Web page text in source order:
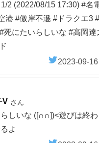
2 (2022/08/15 17:30) #名
港 #傲岸不遜 #ドラクエ3
死にたいらしいな #高岡達
2023-09-
V さん
しいな ([∩∩])<遊びは終
よ